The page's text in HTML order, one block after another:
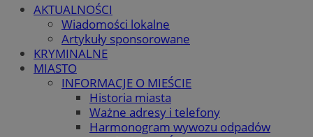
AKTUALNOŚCI
Wiadomości lokalne
Artykuły sponsorowane
KRYMINALNE
MIASTO
INFORMACJE O MIEŚCIE
Historia miasta
Ważne adresy i telefony
Harmonogram wywozu odpadów